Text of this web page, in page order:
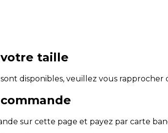
taille
sont disponibles, veuillez vous
sur cette page et payez par carte